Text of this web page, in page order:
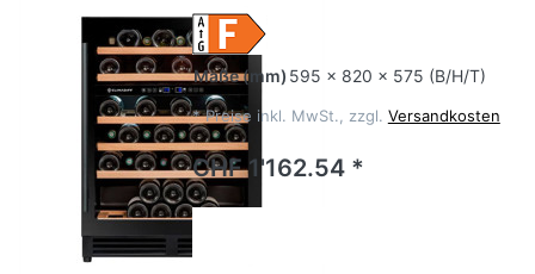
Maße(mm) 595 x 820 x 575 (B/H/T)
* Preise inkl. MwSt., zzgl. Versandkosten
CHF 1'162.54 *